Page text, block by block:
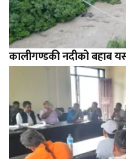
कालीगण्डकी नदीको बहाब